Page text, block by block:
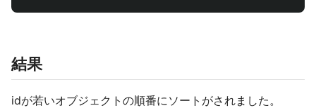
結果
idが若いオブジェクトの順番にソートがされました。